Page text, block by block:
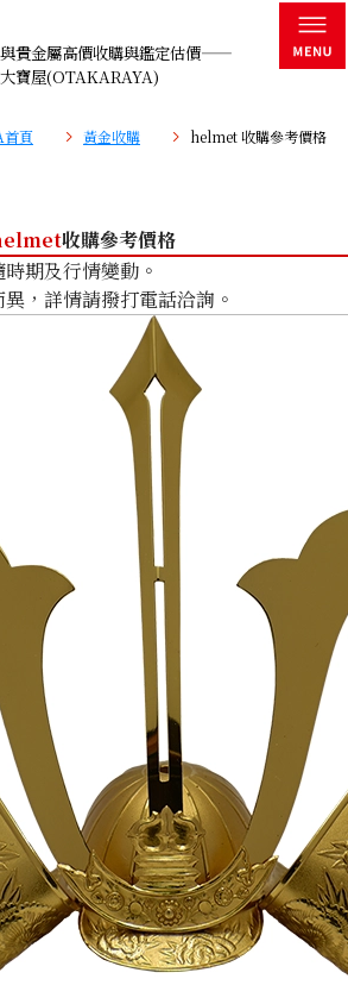
貴金屬高價收購與鑑定估價——
寶屋(OTAKARAYA)
首頁 黃金收購 helmet 收購參考價格
收購參考價格
期及行情變動。
，詳情請撥打電話洽詢。